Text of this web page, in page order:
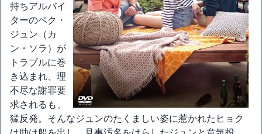
持ちアルバイ
ターのペク・
ジュン（カ
ン・ソラ）が
トラブルに巻
き込まれ、理
不尽な謝罪要
求されるも、
猛反発。そんなジュンのたくましい姿に惹かれたヒョク